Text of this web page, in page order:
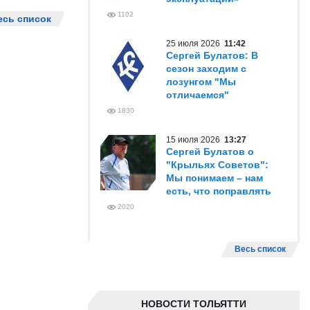
список 1102
25 июля 2026 11:42
Сергей Булатов: В
сезон заходим с
лозунгом "Мы
отличаемся"
1830
15 июля 2026 13:27
Сергей Булатов о
"Крыльях Советов":
Мы понимаем – нам
есть, что поправлять
2020
Весь список
НОВОСТИ ТОЛЬЯТТИ